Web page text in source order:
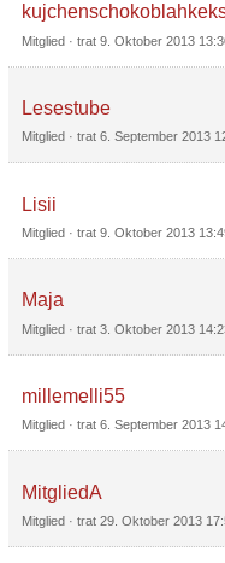
Mitglied · trat 9. Oktober 2013
Lesestube
Mitglied · trat 6. September 2013
Lisii
Mitglied · trat 9. Oktober 2013
Maja
Mitglied · trat 3. Oktober 2013
millemelli55
Mitglied · trat 6. September 2013
MitgliedA
Mitglied · trat 29. Oktober 2013